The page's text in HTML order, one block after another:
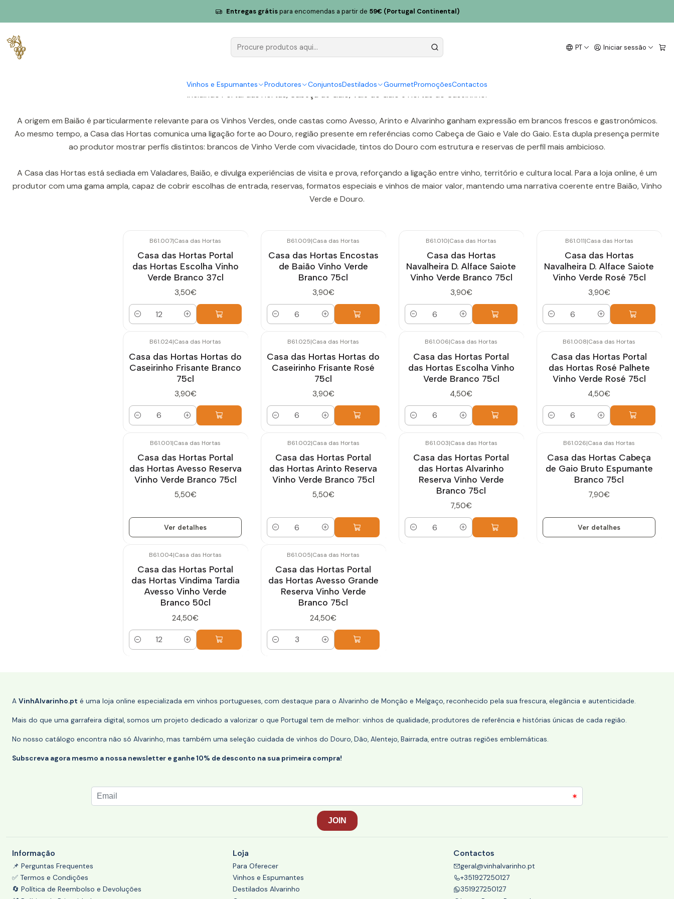
PT Iniciar sessão
Vinhos e Espumantes Produtores ConjuntosDestilados GourmetPromoçõesContactos
Entregas grátispara encomendas a partir de 59€ (Portugal Continental)
Casa das Hortas (Baião)
projeto iniciado em 1995, associado à atividade vitivinícola de António Azeredo como produtor engarrafador. A marca trabalha várias referências com identidade própria,
incluindo Portal das Hortas, Cabeça de Gaio, Vale do Gaio e Hortas do Caseirinho.
A origem em Baião é particularmente relevante para os Vinhos Verdes, onde castas como Avesso, Arinto e Alvarinho ganham expressão em brancos frescos e gastronómicos.
Ao mesmo tempo, a Casa das Hortas comunica uma ligação forte ao Douro, região presente em referências como Cabeça de Gaio e Vale do Gaio. Esta dupla presença permite
ao produtor mostrar perfis distintos: brancos de Vinho Verde com vivacidade, tintos do Douro com estrutura e reservas de perfil mais ambicioso.
A Casa das Hortas está sediada em Valadares, Baião, e divulga experiências de visita e prova, reforçando a ligação entre vinho, território e cultura local. Para a loja online, é um
produtor com uma gama ampla, capaz de cobrir escolhas de entrada, reservas, formatos especiais e vinhos de maior valor, mantendo uma narrativa coerente entre Baião, Vinho
Verde e Douro.
B61.007|Casa das Hortas
Casa das Hortas Portal
das Hortas Escolha Vinho
Verde Branco 37cl
3,50€
Quantidade
B61.009|Casa das Hortas
Casa das Hortas Encostas
de Baião Vinho Verde
Branco 75cl
3,90€
Quantidade
B61.010|Casa das Hortas
Casa das Hortas
Navalheira D. Alface Saiote
Vinho Verde Branco 75cl
3,90€
Quantidade
B61.011|Casa das Hortas
Casa das Hortas
Navalheira D. Alface Saiote
Vinho Verde Rosé 75cl
3,90€
Quantidade
B61.024|Casa das Hortas
Casa das Hortas Hortas do
Caseirinho Frisante Branco
75cl
3,90€
Quantidade
B61.025|Casa das Hortas
Casa das Hortas Hortas do
Caseirinho Frisante Rosé
75cl
3,90€
Quantidade
B61.006|Casa das Hortas
Casa das Hortas Portal
das Hortas Escolha Vinho
Verde Branco 75cl
4,50€
Quantidade
B61.008|Casa das Hortas
Casa das Hortas Portal
das Hortas Rosé Palhete
Vinho Verde Rosé 75cl
4,50€
Quantidade
B61.001|Casa das Hortas
Casa das Hortas Portal
das Hortas Avesso Reserva
Vinho Verde Branco 75cl
5,50€
Ver detalhes
B61.002|Casa das Hortas
Casa das Hortas Portal
das Hortas Arinto Reserva
Vinho Verde Branco 75cl
5,50€
Quantidade
B61.003|Casa das Hortas
Casa das Hortas Portal
das Hortas Alvarinho
Reserva Vinho Verde
Branco 75cl
7,50€
Quantidade
B61.026|Casa das Hortas
Casa das Hortas Cabeça
de Gaio Bruto Espumante
Branco 75cl
7,90€
Ver detalhes
B61.004|Casa das Hortas
Casa das Hortas Portal
das Hortas Vindima Tardia
Avesso Vinho Verde
Branco 50cl
24,50€
Quantidade
B61.005|Casa das Hortas
Casa das Hortas Portal
das Hortas Avesso Grande
Reserva Vinho Verde
Branco 75cl
24,50€
Quantidade
A VinhAlvarinho.pt é uma loja online especializada em vinhos portugueses, com destaque para o Alvarinho de Monção e Melgaço, reconhecido pela sua frescura, elegância e autenticidade.
Mais do que uma garrafeira digital, somos um projeto dedicado a valorizar o que Portugal tem de melhor: vinhos de qualidade, produtores de referência e histórias únicas de cada região.
No nosso catálogo encontra não só Alvarinho, mas também uma seleção cuidada de vinhos do Douro, Dão, Alentejo, Bairrada, entre outras regiões emblemáticas.
Subscreva agora mesmo a nossa newsletter e ganhe 10% de desconto na sua primeira compra!
Informação
📌 Perguntas Frequentes
✅ Termos e Condições
🔄 Política de Reembolso e Devoluções
Loja
Para Oferecer
Vinhos e Espumantes
Destilados Alvarinho
Contactos
geral@vinhalvarinho.pt
+351927250127
351927250127